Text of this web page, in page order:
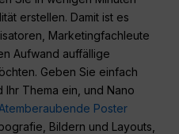
erstellen. Damit ist es
Marketingfachleute
Aufwand auffällige
Geben Sie einfach
Ihr Thema ein, und Nano
Poster
Bildern und Layouts,